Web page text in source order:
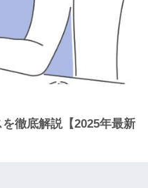
徹底解説【2025年最新